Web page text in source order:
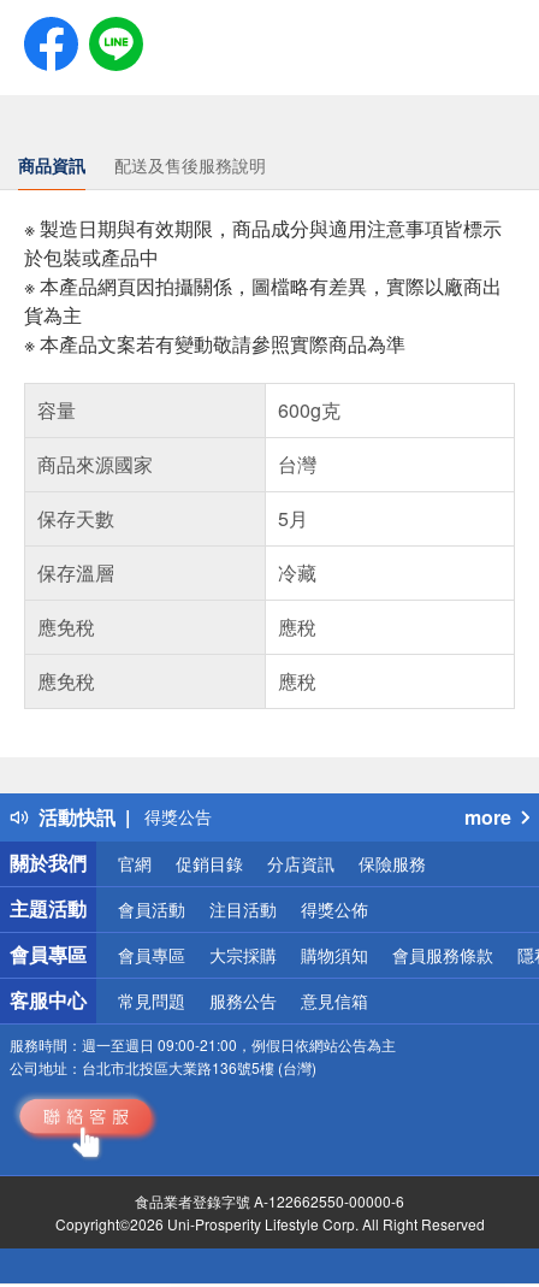
商品資訊 配送及售後服務說明
※ 製造日期與有效期限，商品成分與適用注意事項皆標示
於包裝或產品中
※ 本產品網頁因拍攝關係，圖檔略有差異，實際以廠商出
貨為主
※ 本產品文案若有變動敬請參照實際商品為準
容量
600g克
商品來源國家
台灣
保存天數
5月
保存溫層
冷藏
應免稅
應稅
應免稅
應稅
活動快訊
詐騙網頁！請小心！
得獎公告
熱門話題
銀行優惠
偏遠地區配送
詐騙網頁！請小心！
more
關於我們
官網 促銷目錄 分店資訊 保險服務
主題活動 會員活動 注目活動 得獎公佈
會員專區 會員專區 大宗採購 購物須知 會員服務條款 隱
客服中心 常見問題 服務公告 意見信箱
服務時間： 週一至週日 09:00-21:00，例假日依網站公告為主
公司地址： 台北市北投區大業路136號5樓 (台灣)
食品業者登錄字號 A-122662550-00000-6
Copyright©2026 Uni-Prosperity Lifestyle Corp. All Right Reserved